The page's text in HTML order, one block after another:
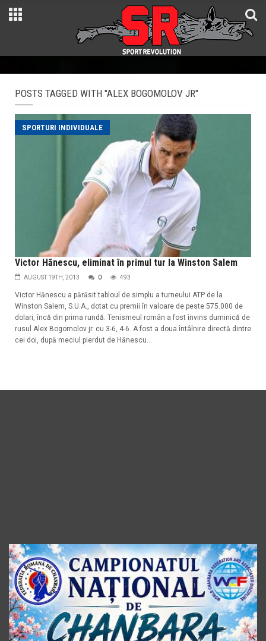
POSTS TAGGED WITH "ALEX BOGOMOLOV JR"
SPORTURI INDIVIDUALE
Victor Hănescu, eliminat în primul tur la Winston Salem
AUGUST 19TH, 2013 0 493
Victor Hănescu a părăsit tabloul de simplu a turneului ATP de la
Winston Salem, S.U.A., dotat cu premii în valoare de peste 575.000 de
dolari, încă din prima rundă. Tenismeul român a fost învins duminică de
rusul Alex Bogomolov jr. cu 3-6, 4-6. A fost a doua întâlnire directă dintre
cei doi, după meciul pierdut de Hănescu...